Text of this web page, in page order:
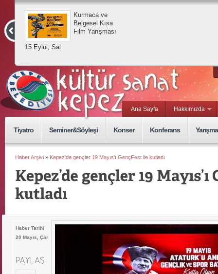
15 Eylül, Sal
Kurmaca ve
Belgesel Kısa
Film Yarışması
Ana Sayfa Hakkımızda
Tiyatro Seminer&Söyleşi Konser Konferans Yarışma
Haber Arşivi » Kepez’de gençler 19 Mayıs’ı GençFest ile kutladı
Haber Tarihi
20 Mayıs, Çar